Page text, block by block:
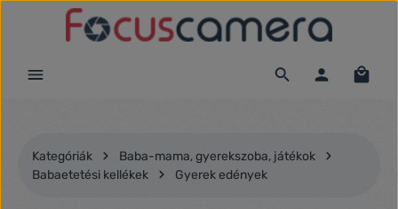
Ugrás a fő tartalomra
Kategóriák
Baba-mama, gyerekszoba, játékok
Babaetetési kellékek
Gyerek edények